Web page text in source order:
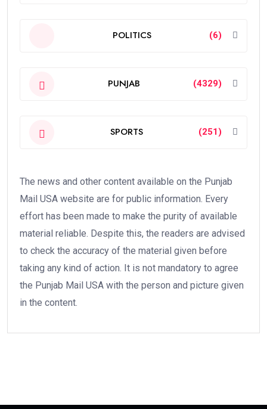
POLITICS (6)
PUNJAB (4329)
SPORTS (251)
The news and other content available on the Punjab
Mail USA website are for public information. Every
effort has been made to make the purity of available
material reliable. Despite this, the readers are advised
to check the accuracy of the material given before
taking any kind of action. It is not mandatory to agree
the Punjab Mail USA with the person and picture given
in the content.